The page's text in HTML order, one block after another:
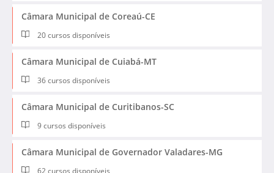
Câmara Municipal de Coreaú-CE
20 cursos disponíveis
Câmara Municipal de Cuiabá-MT
36 cursos disponíveis
Câmara Municipal de Curitibanos-SC
9 cursos disponíveis
Câmara Municipal de Governador Valadares-MG